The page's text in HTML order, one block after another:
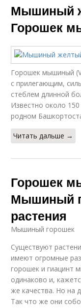
Мышиный
Горошек
Горошек мышиный
с прилегающим,
стеблем длинной
Известно около
родном
Читать дальше →
Горошек
Мышиный
растения
Мышиный горошек
Существуют
имеют огромные
горошек и гиацинт
одинаково и,
же качества. Но на
Так что же они